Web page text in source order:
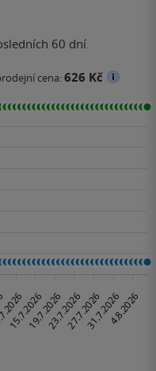
60 dní.
cena:626 Kč